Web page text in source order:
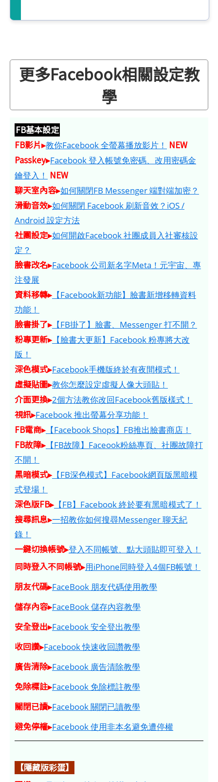
更多Facebook相關設定教
學
FB基本設定
FB影片▸教你Facebook 全螢幕播放影片！ NEW
Passkey▸Facebook 登入帳號免密碼、改用密碼金
鑰登入！ NEW
聊天室內容▸如何關閉FB Messenger 端對端加密？
滑動音效▸如何關閉 Facebook 刷新音效？iOS /
Android 設定方法
社團設定▸如何開啟Facebook 社團成員入社審核設
定？
臉書改名▸Facebook 公司新名字Meta！元宇宙、專
注發展
資料移轉▸【Facebook新功能】臉書新增移轉資料
功能！
臉書掛了▸【FB掛了】臉書、Messenger 打不開？
粉專更新▸【臉書大更新】Facebook 粉專將大改
版！
深色模式▸Facebook手機版終於有夜間模式！
虛擬貼圖▸教你怎麼設定虛擬人像大頭貼！
介面更換▸2個方法教你改回Facebook舊版樣式！
視訊▸Facebook 推出螢幕分享功能！
FB電商▸【Facebook Shops】FB推出臉書商店！
FB故障▸【FB故障】Faceook粉絲專頁、社團故障打
不開！
黑暗模式▸【FB深色模式】Facebook網頁版黑暗模
式登場！
深色版FB▸【FB】Facebook 終於要有黑暗模式了！
搜尋訊息▸一招教你如何搜尋Messenger 聊天紀
錄！
一鍵切換帳號▸登入不同帳號、點大頭貼即可登入！
同時登入不同帳號▸用iPhone同時登入4個FB帳號！
朋友代碼▸FaceBook 朋友代碼使用教學
儲存內容▸FaceBook 儲存內容教學
安全登出▸Facebook 安全登出教學
收回讚▸Facebook 快速收回讚教學
廣告清除▸Facebook 廣告清除教學
免除標註▸Facebook 免除標註教學
關閉已讀▸Facebook 關閉已讀教學
避免停權▸Facebook 使用非本名避免遭停權
【隱藏版彩蛋】